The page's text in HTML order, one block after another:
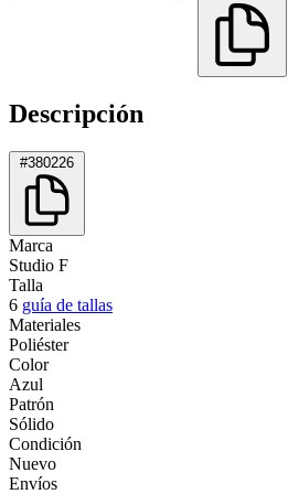
Descripción
#380226
Marca
Studio F
Talla
6 guía de tallas
Materiales
Poliéster
Color
Azul
Patrón
Sólido
Condición
Nuevo
Envíos